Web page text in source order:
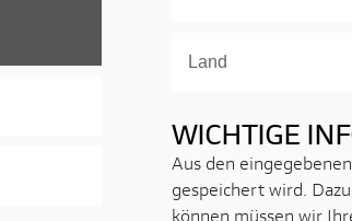
WICHTIGE
Aus den
gespeichert wird.
können müssen wir